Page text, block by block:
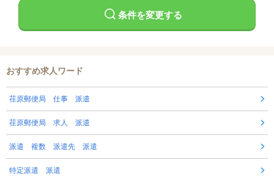
条件を変更する
おすすめ求人ワード
荏原郵便局 仕事 派遣
荏原郵便局 求人 派遣
派遣 複数 派遣先 派遣
特定派遣 派遣